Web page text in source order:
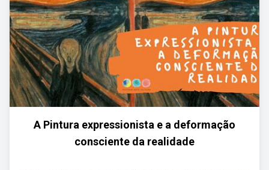
A Pintura expressionista e a deformação
consciente da realidade